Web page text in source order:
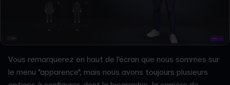
Vous remarquerez en haut de l'écran que nous sommes sur
le menu "apparence", mais nous avons toujours plusieurs